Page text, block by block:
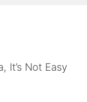
It’s Not Easy